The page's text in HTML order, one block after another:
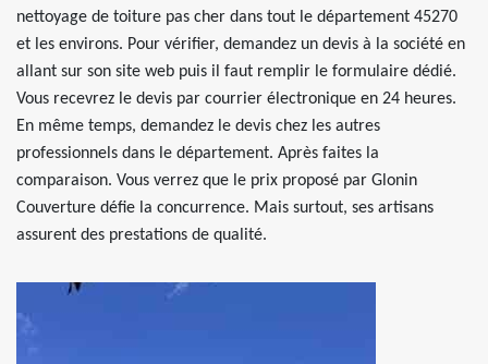
nettoyage de toiture pas cher dans tout le département 45270
et les environs. Pour vérifier, demandez un devis à la société en
allant sur son site web puis il faut remplir le formulaire dédié.
Vous recevrez le devis par courrier électronique en 24 heures.
En même temps, demandez le devis chez les autres
professionnels dans le département. Après faites la
comparaison. Vous verrez que le prix proposé par Glonin
Couverture défie la concurrence. Mais surtout, ses artisans
assurent des prestations de qualité.